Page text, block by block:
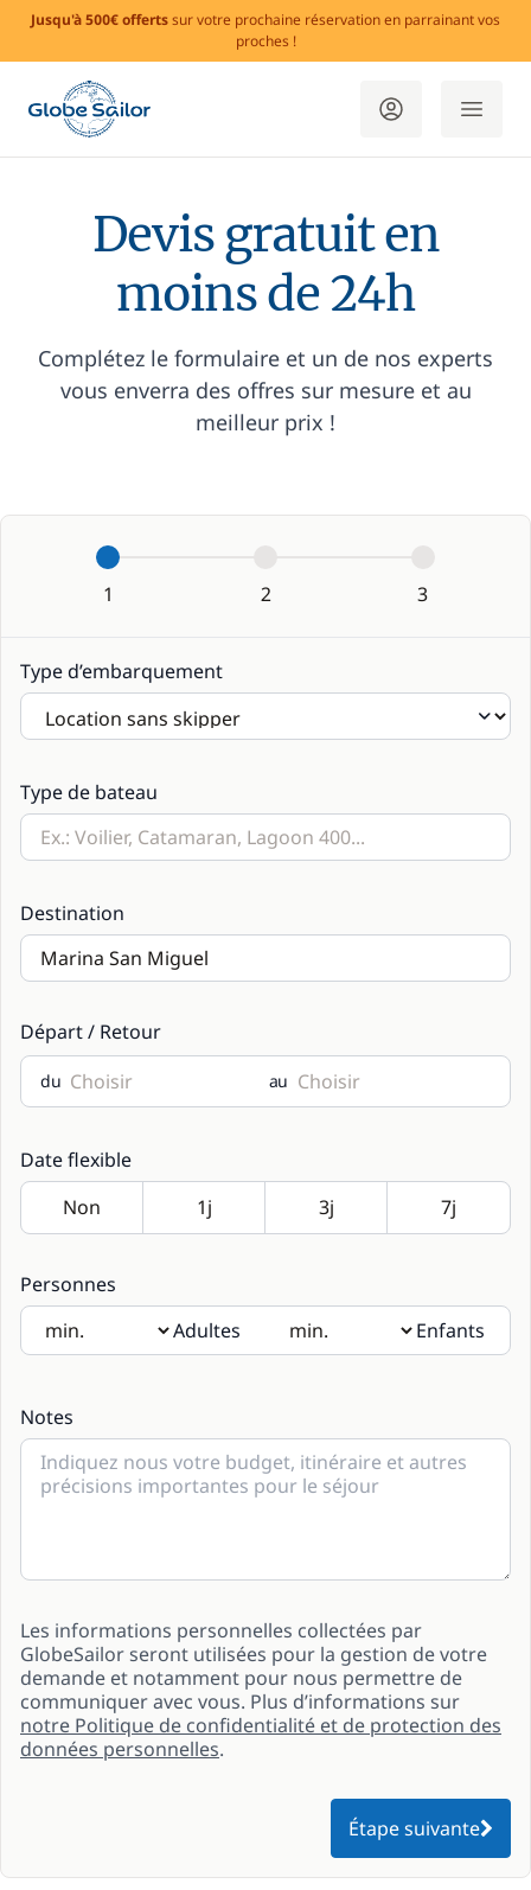
Jusqu'à 500€ offertssur votre prochaine réservation en parrainant vos
proches !
Devis gratuit en
moins de 24h
Complétez le formulaire et un de nos experts
vous enverra des offres sur mesure et au
meilleur prix !
1 2 3
Type d’embarquement
Type de bateau
Destination
Départ / Retour
du au
Date flexible
Personnes
Adultes
Enfants
Notes
Les informations personnelles collectées par
GlobeSailor seront utilisées pour la gestion de votre
demande et notamment pour nous permettre de
communiquer avec vous. Plus d’informations sur
notre Politique de confidentialité et de protection des
données personnelles.
Étape suivante